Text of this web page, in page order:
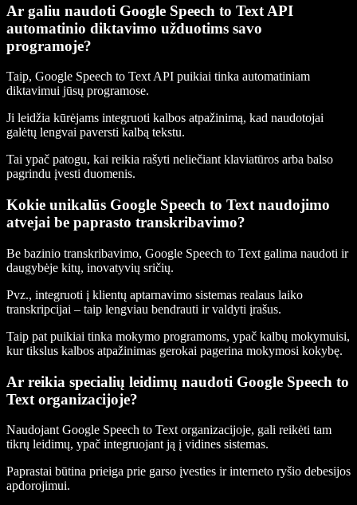
Ar galiu naudoti Google Speech to Text API
automatinio diktavimo užduotims savo
programoje?
Taip, Google Speech to Text API puikiai tinka automatiniam
diktavimui jūsų programose.
Ji leidžia kūrėjams integruoti kalbos atpažinimą, kad naudotojai
galėtų lengvai paversti kalbą tekstu.
Tai ypač patogu, kai reikia rašyti neliečiant klaviatūros arba balso
pagrindu įvesti duomenis.
Kokie unikalūs Google Speech to Text naudojimo
atvejai be paprasto transkribavimo?
Be bazinio transkribavimo, Google Speech to Text galima naudoti ir
daugybėje kitų, inovatyvių sričių.
Pvz., integruoti į klientų aptarnavimo sistemas realaus laiko
transkripcijai – taip lengviau bendrauti ir valdyti įrašus.
Taip pat puikiai tinka mokymo programoms, ypač kalbų mokymuisi,
kur tikslus kalbos atpažinimas gerokai pagerina mokymosi kokybę.
Ar reikia specialių leidimų naudoti Google Speech to
Text organizacijoje?
Naudojant Google Speech to Text organizacijoje, gali reikėti tam
tikrų leidimų, ypač integruojant ją į vidines sistemas.
Paprastai būtina prieiga prie garso įvesties ir interneto ryšio debesijos
apdorojimui.